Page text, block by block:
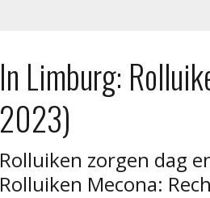
In Limburg:
2023)
Rolluiken zorgen dag
Rolluiken Mecona: